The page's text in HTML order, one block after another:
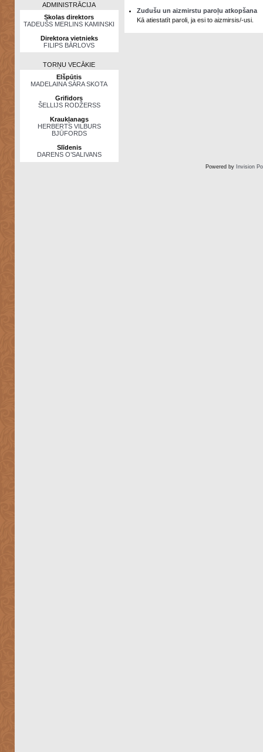
ADMINISTRĀCIJA
Skolas direktors
TADEUŠS MERLINS KAMINSKI
Direktora vietnieks
FILIPS BĀRLOVS
TORŅU VECĀKIE
Elšpūtis
MADELAINA SĀRA SKOTA
Grifidors
ŠELLIJS RODŽERSS
Kraukļanags
HERBERTS VILBURS
BJŪFORDS
Slīdenis
DARENS O’SALIVANS
Zudušu un aizmirstu paroļu atkopšana
Kā atiestatīt paroli, ja esi to aizmirsis/-usi.
Powered by Invision